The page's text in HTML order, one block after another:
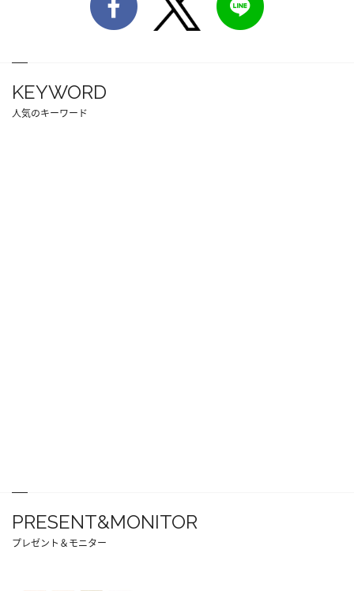
KEYWORD
人気のキーワード
PRESENT&MONITOR
プレゼント＆モニター